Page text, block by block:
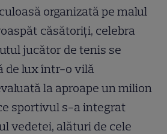
organizată pe malul
căsătoriți, celebra
jucător de tenis se
de lux într-o vilă
la aproape un milion
sportivul s-a integrat
vedetei, alături de cele